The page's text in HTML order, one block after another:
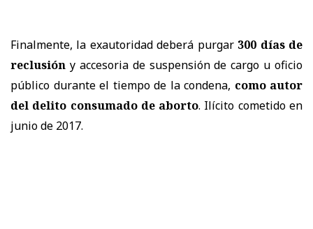
Finalmente, la exautoridad deberá purgar 300 días de
reclusión y accesoria de suspensión de cargo u oficio
público durante el tiempo de la condena, como autor
del delito consumado de aborto. Ilícito cometido en
junio de 2017.